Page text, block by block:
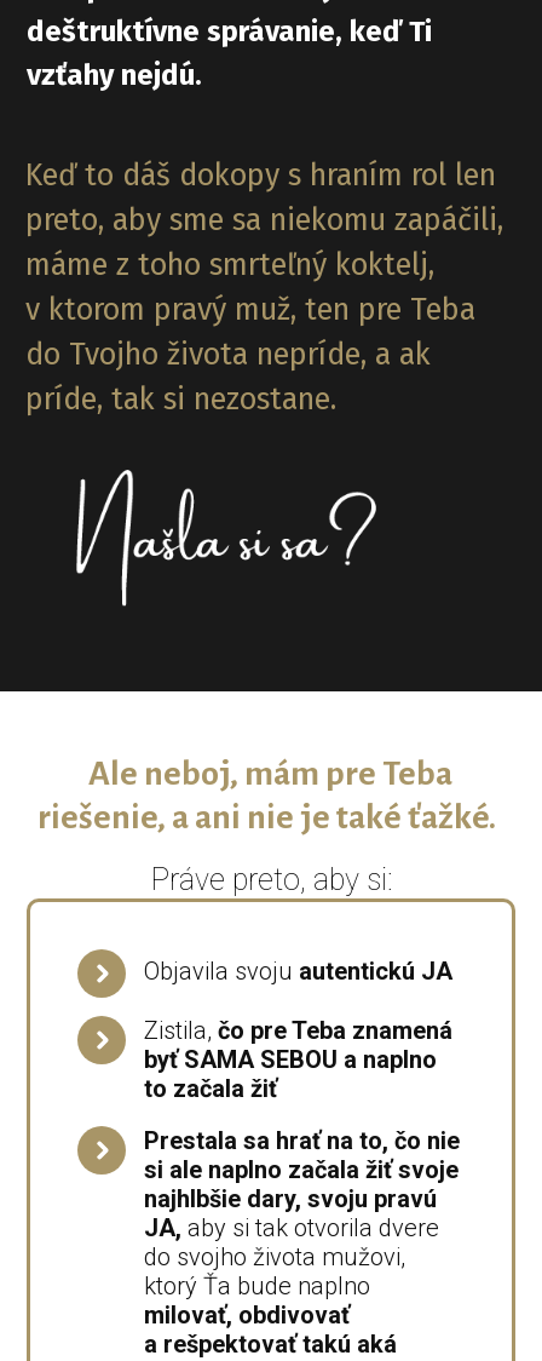
deštruktívne správanie, keď Ti
vzťahy nejdú.
Keď to dáš dokopy s hraním rol len
preto, aby sme sa niekomu zapáčili,
máme z toho smrteľný koktelj,
v ktorom pravý muž, ten pre Teba
do Tvojho života nepríde, a ak
príde, tak si nezostane.
Ale neboj, mám pre Teba
riešenie, a ani nie je také ťažké.
Práve preto, aby si:
Objavila svoju autentickú JA
Zistila,čo pre Teba znamená
byť SAMA SEBOU a naplno
to začala žiť
Prestala sa hrať na to, čo nie
si ale naplno začala žiť svoje
najhlbšie dary, svoju pravú
JA,aby si tak otvorila dvere
do svojho života mužovi,
ktorý Ťa bude naplno
milovať, obdivovať
a rešpektovať takú aká